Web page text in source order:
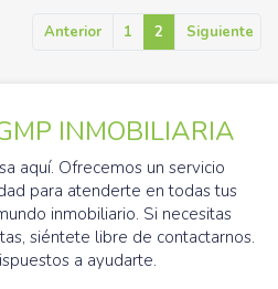
Anterior 1 2 Siguiente
INMOBILIARIA
aquí. Ofrecemos un servicio
para atenderte en todas tus
inmobiliario. Si necesitas
siéntete libre de contactarnos.
a ayudarte.